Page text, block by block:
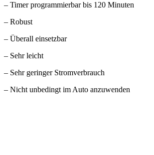
– Timer programmierbar bis 120 Minuten
– Robust
– Überall einsetzbar
– Sehr leicht
– Sehr geringer Stromverbrauch
– Nicht unbedingt im Auto anzuwenden